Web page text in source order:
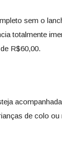
sem o
totalmente
R$60,00.
de colo